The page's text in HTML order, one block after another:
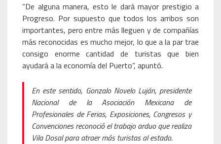
“De alguna manera, esto le dará mayor prestigio a
Progreso. Por supuesto que todos los arribos son
importantes, pero entre más lleguen y de compañías
más reconocidas es mucho mejor, lo que a la par trae
consigo enorme cantidad de turistas que bien
ayudará a la economía del Puerto”, apuntó.
En este sentido, Gonzalo Novelo Luján, presidente
Nacional de la Asociación Mexicana de
Profesionales de Ferias, Exposiciones, Congresos y
Convenciones reconoció el trabajo arduo que realiza
Vila Dosal para atraer más turistas al estado.